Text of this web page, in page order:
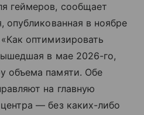
геймеров, сообщает
опубликованная в ноябре
оптимизировать
в мае 2026-го,
объема памяти. Обе
на главную
— без каких-либо